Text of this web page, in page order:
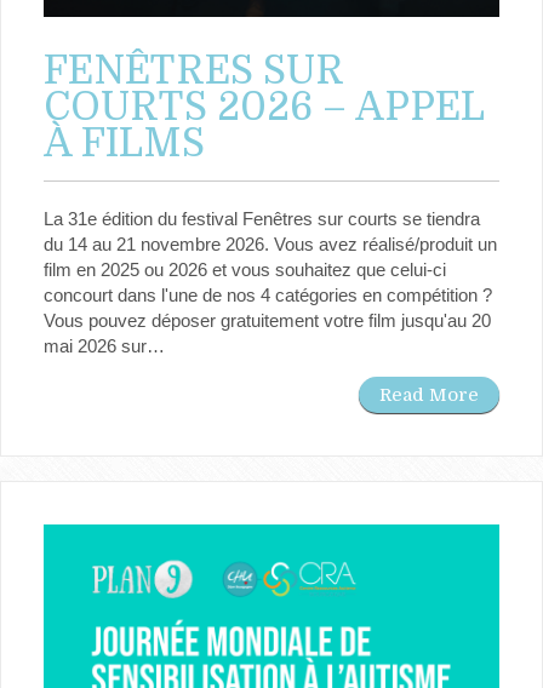
FENÊTRES SUR
COURTS 2026 – APPEL
À FILMS
La 31e édition du festival Fenêtres sur courts se tiendra
du 14 au 21 novembre 2026. Vous avez réalisé/produit un
film en 2025 ou 2026 et vous souhaitez que celui-ci
concourt dans l'une de nos 4 catégories en compétition ?
Vous pouvez déposer gratuitement votre film jusqu'au 20
mai 2026 sur…
Read More